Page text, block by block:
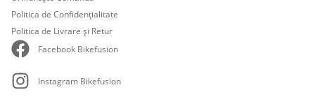
Politica de Confidențialitate
Politica de Livrare și Retur
Facebook Bikefusion
Instagram Bikefusion